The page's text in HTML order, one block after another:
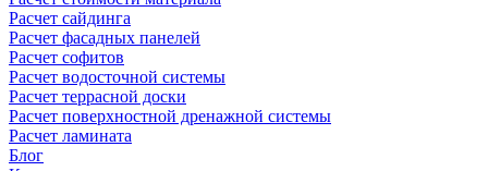
Расчет сайдинга
Расчет фасадных панелей
Расчет софитов
Расчет водосточной системы
Расчет террасной доски
Расчет поверхностной дренажной системы
Расчет ламината
Блог